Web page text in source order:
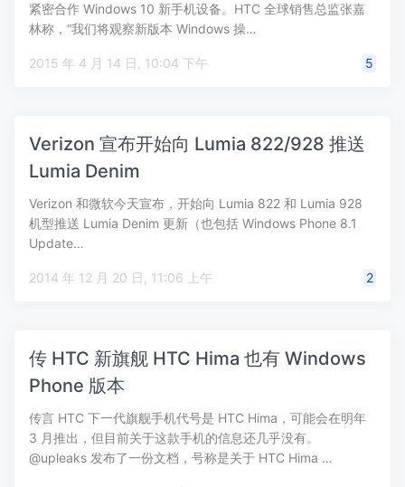
紧密合作 Windows 10 新手机设备。HTC 全球销售总监张嘉
林称，“我们将观察新版本 Windows 操…
2015 年 4 月 14 日, 10:04 下午 5
Verizon 宣布开始向 Lumia 822/928 推送
Lumia Denim
Verizon 和微软今天宣布，开始向 Lumia 822 和 Lumia 928
机型推送 Lumia Denim 更新（也包括 Windows Phone 8.1
Update…
2014 年 12 月 20 日, 11:06 上午 2
传 HTC 新旗舰 HTC Hima 也有 Windows
Phone 版本
传言 HTC 下一代旗舰手机代号是 HTC Hima，可能会在明年
3 月推出，但目前关于这款手机的信息还几乎没有。
@upleaks 发布了一份文档，号称是关于 HTC Hima …